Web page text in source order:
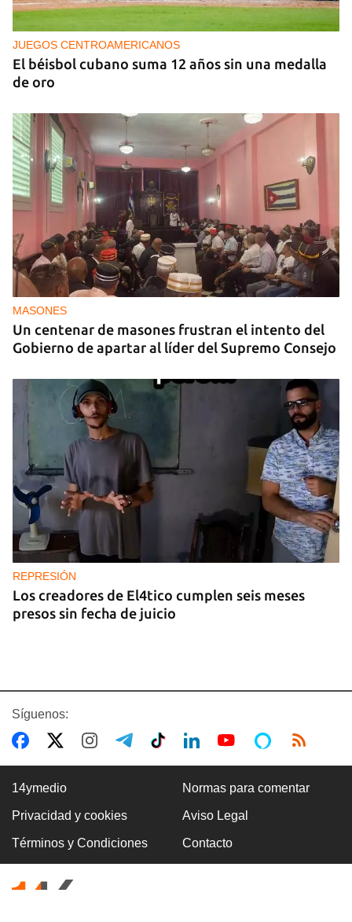
Tras un breve alumbrón se volvió a ir la luz y llegó
el cacerolazo de indignación
JUEGOS CENTROAMERICANOS
El béisbol cubano suma 12 años sin una medalla
de oro
MASONES
Un centenar de masones frustran el intento del
Gobierno de apartar al líder del Supremo Consejo
REPRESIÓN
Los creadores de El4tico cumplen seis meses
presos sin fecha de juicio
BANCARIZACIÓN
La ausencia de un mercado de divisas operativo
explica la escasez de efectivo en moneda
Síguenos:
14ymedio Normas para comentar
Privacidad y cookies Aviso Legal
Términos y Condiciones Contacto